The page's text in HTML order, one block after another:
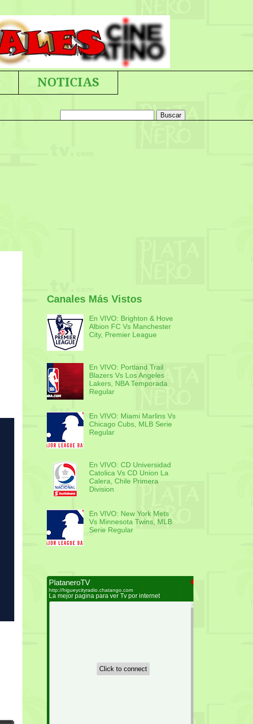
NOTICIAS
Canales Más Vistos
En VIVO: Brighton & Hove
Albion FC Vs Manchester
City, Premier League
En VIVO: Portland Trail
Blazers Vs Los Angeles
Lakers, NBA Temporada
Regular
En VIVO: Miami Marlins Vs
Chicago Cubs, MLB Serie
Regular
En VIVO: CD Universidad
Catolica Vs CD Union La
Calera, Chile Primera
Division
En VIVO: New York Mets
Vs Minnesota Twins, MLB
Serie Regular